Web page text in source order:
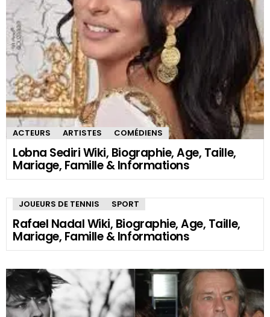
ACTEURS ARTISTES COMÉDIENS
Lobna Sediri Wiki, Biographie, Age, Taille,
Mariage, Famille & Informations
JOUEURS DE TENNIS SPORT
Rafael Nadal Wiki, Biographie, Age, Taille,
Mariage, Famille & Informations